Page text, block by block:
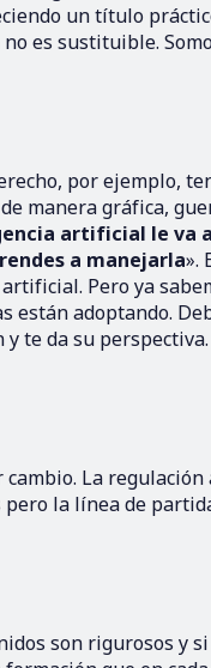
un título
es sustituible.
por ejemplo,
manera gráfica,
artificial le va
a manejarla».
Pero ya
están adoptando.
te da su
La
la línea de
son rigurosos y